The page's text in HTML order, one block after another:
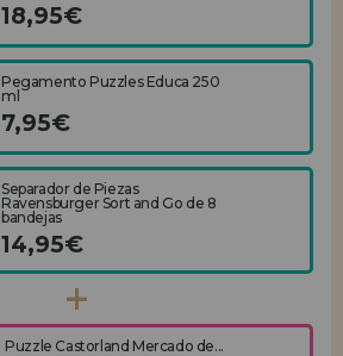
18,95€
Pegamento Puzzles Educa 250
ml
7,95€
Separador de Piezas
Ravensburger Sort and Go de 8
bandejas
14,95€
Puzzle Castorland Mercado de...